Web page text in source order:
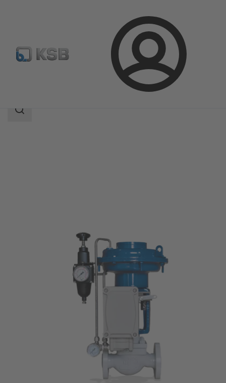
ล็อกอิน
แค็ตตาล็อกผลิตภัณฑ์ MIL 27000
ขอบเขต